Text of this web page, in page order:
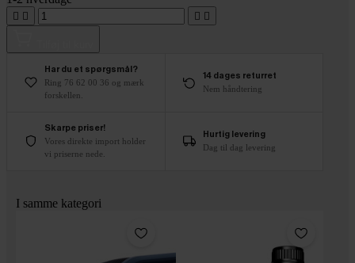
   
Har du et spørgsmål?
Ring 76 62 00 36 og mærk
forskellen.
14 dages returret
Nem håndtering
Skarpe priser!
Vores direkte import holder
vi priserne nede.
Hurtig levering
Dag til dag levering
I samme kategori